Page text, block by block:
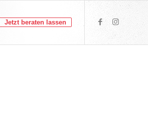
Jetzt beraten lassen